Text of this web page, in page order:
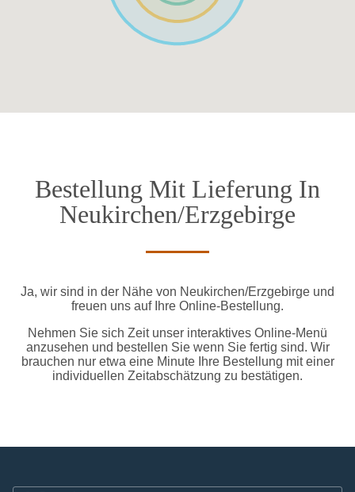
Bestellung Mit Lieferung In
Neukirchen/Erzgebirge
Ja, wir sind in der Nähe von Neukirchen/Erzgebirge und
freuen uns auf Ihre Online-Bestellung.
Nehmen Sie sich Zeit unser interaktives Online-Menü
anzusehen und bestellen Sie wenn Sie fertig sind. Wir
brauchen nur etwa eine Minute Ihre Bestellung mit einer
individuellen Zeitabschätzung zu bestätigen.